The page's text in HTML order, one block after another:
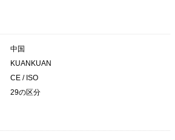
中国
KUANKUAN
CE / ISO
29の区分